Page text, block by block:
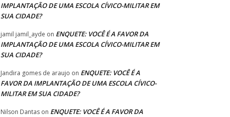
IMPLANTAÇÃO DE UMA ESCOLA CÍVICO-MILITAR EM
SUA CIDADE?
jamil jamil_ayde on ENQUETE: VOCÊ É A FAVOR DA
IMPLANTAÇÃO DE UMA ESCOLA CÍVICO-MILITAR EM
SUA CIDADE?
Jandira gomes de araujo on ENQUETE: VOCÊ É A
FAVOR DA IMPLANTAÇÃO DE UMA ESCOLA CÍVICO-
MILITAR EM SUA CIDADE?
Nilson Dantas on ENQUETE: VOCÊ É A FAVOR DA